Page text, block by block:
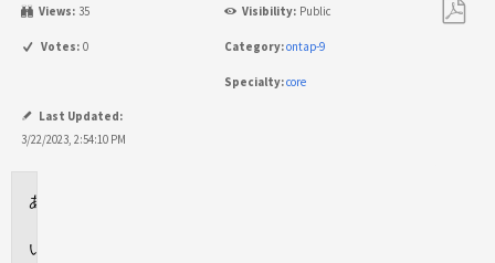
Views: 35 Visibility: Public
Votes: 0 Category:ontap-9
Specialty:core
Last Updated:
3/22/2023, 2:54:10 PM